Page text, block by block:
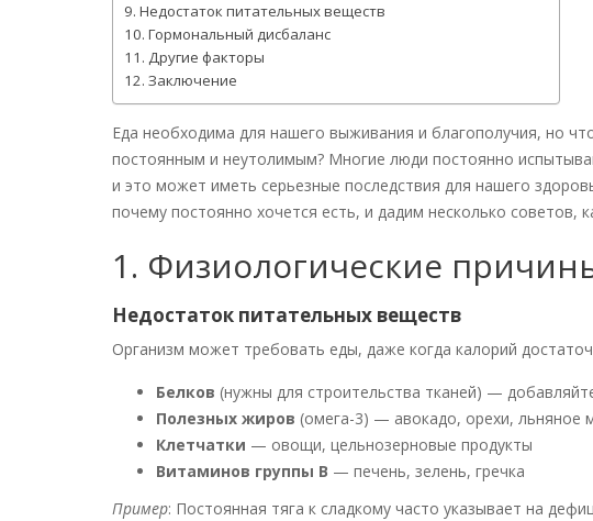
Недостаток питательных веществ
Гормональный дисбаланс
Другие факторы
Заключение
Еда необходима для нашего выживания и благополучия, но
постоянным и неутолимым? Многие люди постоянно
и это может иметь серьезные последствия для нашего
почему постоянно хочется есть, и дадим несколько советов,
1. Физиологические
Недостаток питательных веществ
Организм может требовать еды, даже когда калорий
Белков (нужны для строительства тканей) —
Полезных жиров (омега-3) — авокадо, орехи, льняное
Клетчатки — овощи, цельнозерновые продукты
Витаминов группы B — печень, зелень, гречка
Пример: Постоянная тяга к сладкому часто указывает на